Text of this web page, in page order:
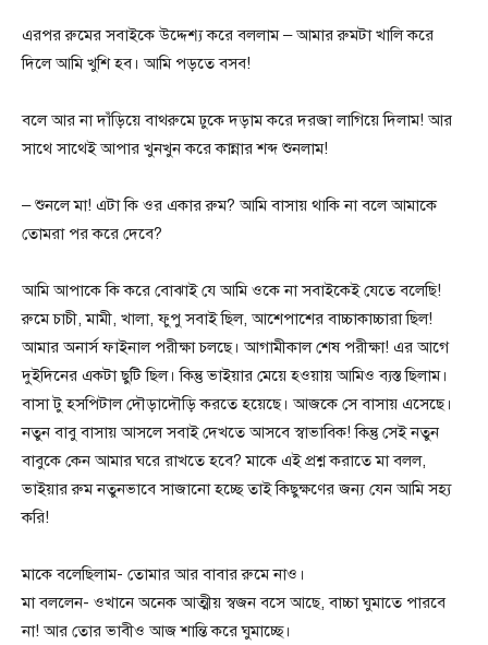
এরপর রুমের সবাইকে উদ্দেশ্য করে বললাম – আমার রুমটা খালি করে
দিলে আমি খুশি হব। আমি পড়তে বসব!
বলে আর না দাঁড়িয়ে বাথরুমে ঢুকে দড়াম করে দরজা লাগিয়ে দিলাম! আর
সাথে সাথেই আপার খুনখুন করে কান্নার শব্দ শুনলাম!
– শুনলে মা! এটা কি ওর একার রুম? আমি বাসায় থাকি না বলে আমাকে
তোমরা পর করে দেবে?
আমি আপাকে কি করে বোঝাই যে আমি ওকে না সবাইকেই যেতে বলেছি!
রুমে চাচী, মামী, খালা, ফুপু সবাই ছিল, আশেপাশের বাচ্চাকাচ্চারা ছিল!
আমার অনার্স ফাইনাল পরীক্ষা চলছে। আগামীকাল শেষ পরীক্ষা! এর আগে
দুইদিনের একটা ছুটি ছিল। কিন্তু ভাইয়ার মেয়ে হওয়ায় আমিও ব্যস্ত ছিলাম।
বাসা টু হসপিটাল দৌড়াদৌড়ি করতে হয়েছে। আজকে সে বাসায় এসেছে।
নতুন বাবু বাসায় আসলে সবাই দেখতে আসবে স্বাভাবিক! কিন্তু সেই নতুন
বাবুকে কেন আমার ঘরে রাখতে হবে? মাকে এই প্রশ্ন করাতে মা বলল,
ভাইয়ার রুম নতুনভাবে সাজানো হচ্ছে তাই কিছুক্ষণের জন্য যেন আমি সহ্য
করি!
মাকে বলেছিলাম- তোমার আর বাবার রুমে নাও।
মা বললেন- ওখানে অনেক আত্মীয় স্বজন বসে আছে, বাচ্চা ঘুমাতে পারবে
না! আর তোর ভাবীও আজ শান্তি করে ঘুমাচ্ছে।